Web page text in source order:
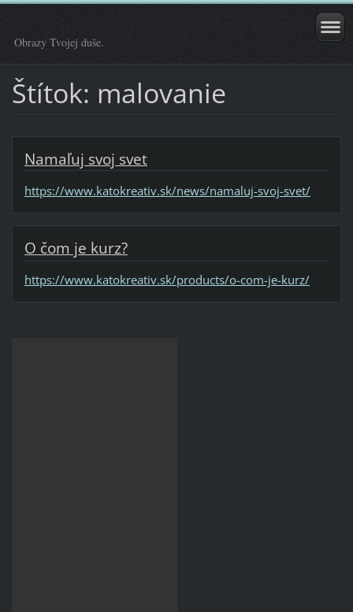
Obrazy Tvojej duše.
Štítok: malovanie
Namaľuj svoj svet
https://www.katokreativ.sk/news/namaluj-svoj-svet/
O čom je kurz?
https://www.katokreativ.sk/products/o-com-je-kurz/